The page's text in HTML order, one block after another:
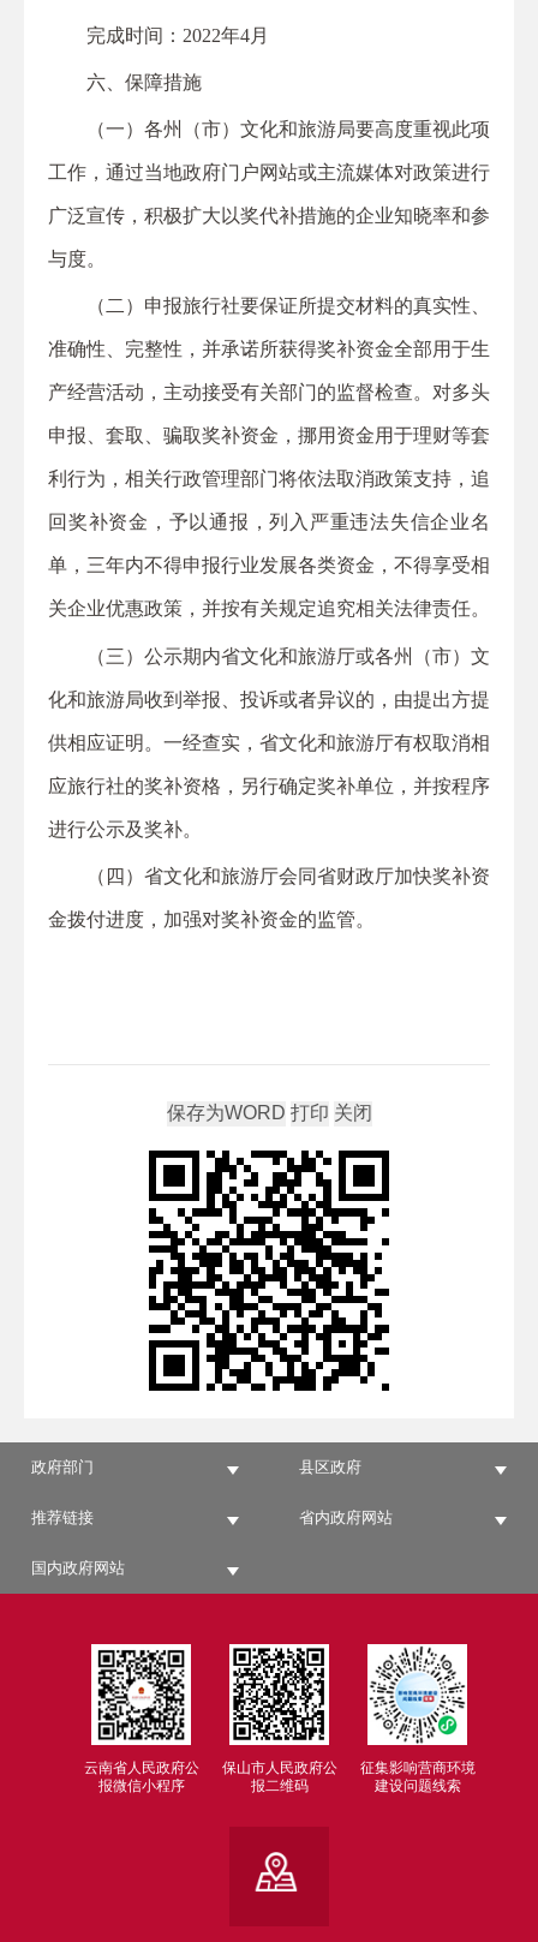
完成时间：2022年4月
六、保障措施
（一）各州（市）文化和旅游局要高度重视此项
工作，通过当地政府门户网站或主流媒体对政策进行
广泛宣传，积极扩大以奖代补措施的企业知晓率和参
与度。
（二）申报旅行社要保证所提交材料的真实性、
准确性、完整性，并承诺所获得奖补资金全部用于生
产经营活动，主动接受有关部门的监督检查。对多头
申报、套取、骗取奖补资金，挪用资金用于理财等套
利行为，相关行政管理部门将依法取消政策支持，追
回奖补资金，予以通报，列入严重违法失信企业名
单，三年内不得申报行业发展各类资金，不得享受相
关企业优惠政策，并按有关规定追究相关法律责任。
（三）公示期内省文化和旅游厅或各州（市）文
化和旅游局收到举报、投诉或者异议的，由提出方提
供相应证明。一经查实，省文化和旅游厅有权取消相
应旅行社的奖补资格，另行确定奖补单位，并按程序
进行公示及奖补。
（四）省文化和旅游厅会同省财政厅加快奖补资
金拨付进度，加强对奖补资金的监管。
政府部门 县区政府
推荐链接 省内政府网站
国内政府网站
云南省人民政府公
报微信小程序
保山市人民政府公
报二维码
征集影响营商环境
建设问题线索